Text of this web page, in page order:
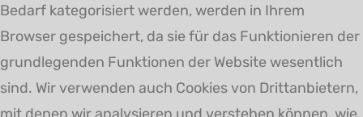
Bedarf kategorisiert werden, werden in Ihrem
Browser gespeichert, da sie für das Funktionieren der
grundlegenden Funktionen der Website wesentlich
sind. Wir verwenden auch Cookies von Drittanbietern,
mit denen wir analysieren und verstehen können, wie